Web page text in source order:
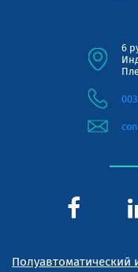
6
Полуавтоматический